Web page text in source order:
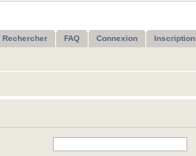
Rechercher FAQ Connexion Inscription